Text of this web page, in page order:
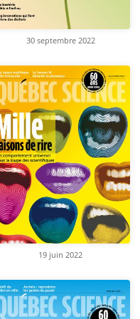
30 septembre 2022
19 juin 2022